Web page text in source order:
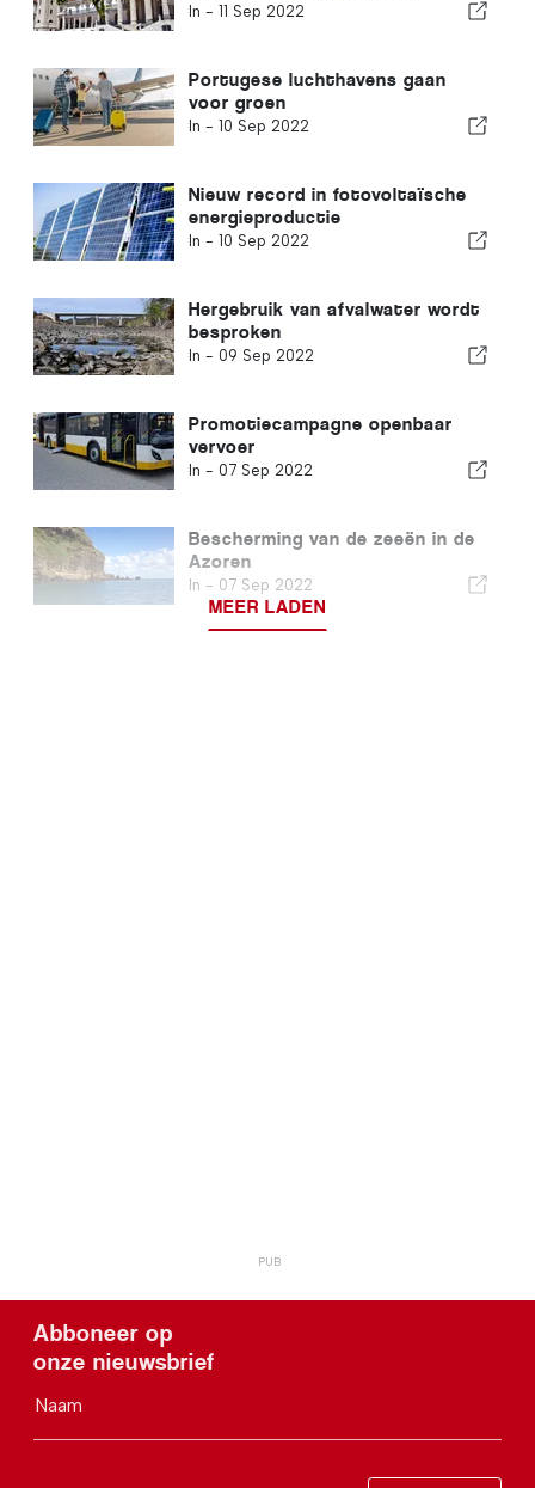
In - 11 Sep 2022
Portugese luchthavens gaan
voor groen
In - 10 Sep 2022
Nieuw record in fotovoltaïsche
energieproductie
In - 10 Sep 2022
Hergebruik van afvalwater wordt
besproken
In - 09 Sep 2022
Promotiecampagne openbaar
vervoer
In - 07 Sep 2022
Bescherming van de zeeën in de
Azoren
In - 07 Sep 2022
MEER LADEN
Abboneer op
onze nieuwsbrief
Naam